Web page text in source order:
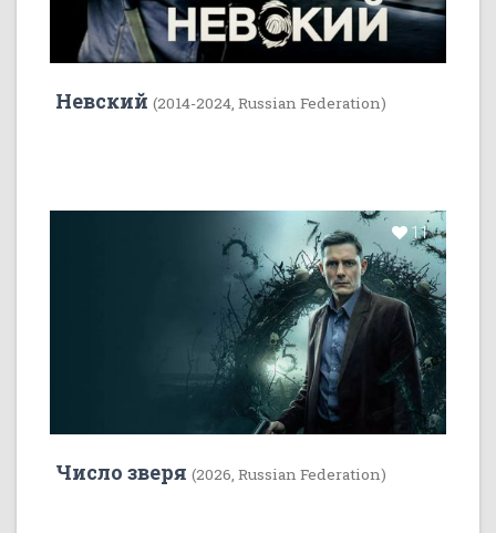
Невский (2014-2024, Russian Federation)
11
Число зверя (2026, Russian Federation)